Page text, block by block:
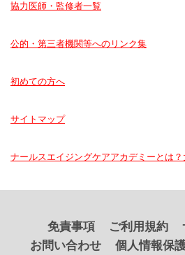
協力医師・監修者一覧
公的・第三者機関等へのリンク集
初めての方へ
サイトマップ
ナールスエイジングケアアカデミーとは
免責事項 ご利用規約
お問い合わせ
個人情報保